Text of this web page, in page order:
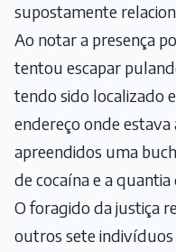
supostamente
Ao notar a presença
tentou escapar
tendo sido localizado
endereço onde
apreendidos uma
de cocaína e a quantia
O foragido da justiça
outros sete